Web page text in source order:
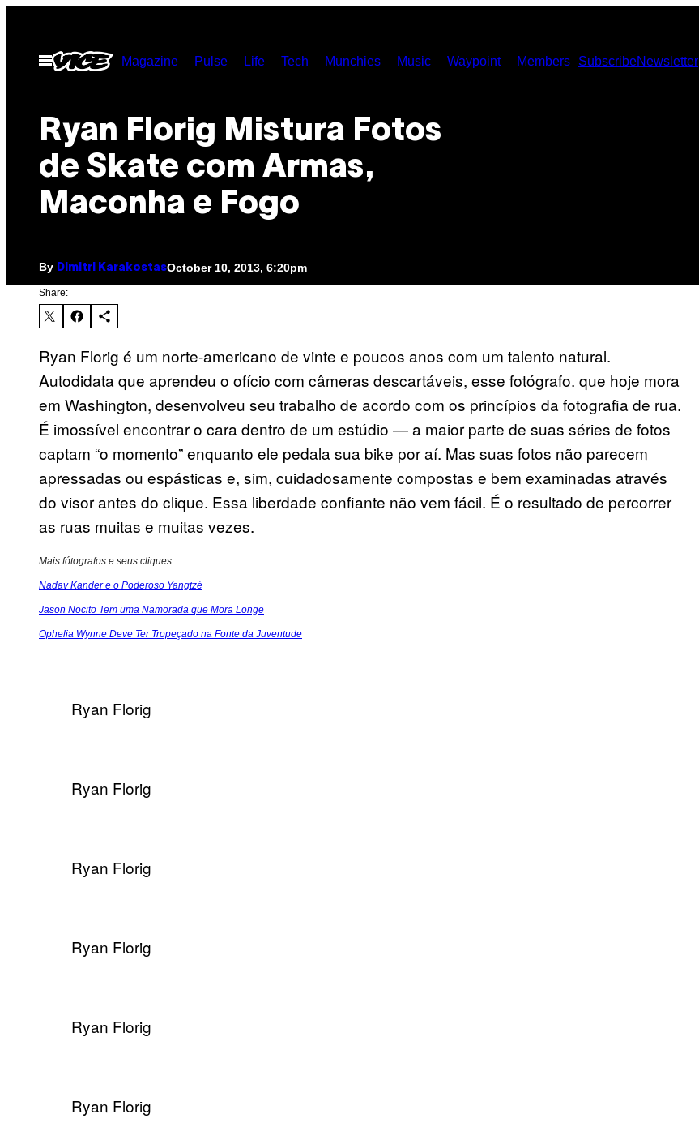
contentOpen
Menu
Magazine Pulse Life Tech Munchies Music Waypoint Members SubscribeNewsletter
Ryan Florig Mistura Fotos
de Skate com Armas,
Maconha e Fogo
By Dimitri KarakostasOctober 10, 2013, 6:20pm
Share:
Ryan Florig é um norte-americano de vinte e poucos anos com um talento natural.
Autodidata que aprendeu o ofício com câmeras descartáveis, esse fotógrafo. que hoje mora
em Washington, desenvolveu seu trabalho de acordo com os princípios da fotografia de rua.
É imossível encontrar o cara dentro de um estúdio — a maior parte de suas séries de fotos
captam “o momento” enquanto ele pedala sua bike por aí. Mas suas fotos não parecem
apressadas ou espásticas e, sim, cuidadosamente compostas e bem examinadas através
do visor antes do clique. Essa liberdade confiante não vem fácil. É o resultado de percorrer
as ruas muitas e muitas vezes.
Mais fótografos e seus cliques:
Nadav Kander e o Poderoso Yangtzé
Jason Nocito Tem uma Namorada que Mora Longe
Ophelia Wynne Deve Ter Tropeçado na Fonte da Juventude
Ryan Florig
Ryan Florig
Ryan Florig
Ryan Florig
Ryan Florig
Ryan Florig